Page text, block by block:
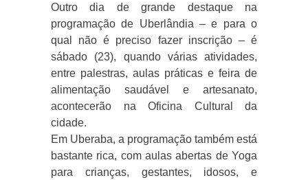
Outro dia de grande destaque na
programação de Uberlândia – e para o
qual não é preciso fazer inscrição – é
sábado (23), quando várias atividades,
entre palestras, aulas práticas e feira de
alimentação saudável e artesanato,
acontecerão na Oficina Cultural da
cidade.
Em Uberaba, a programação também está
bastante rica, com aulas abertas de Yoga
para crianças, gestantes, idosos, e